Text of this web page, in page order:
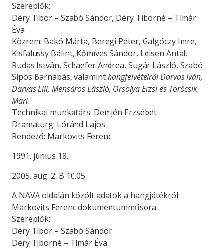
Szereplők:
Déry Tibor – Szabó Sándor, Déry Tiborné – Tímár
Éva
Közrem: Bakó Márta, Beregi Péter, Galgóczy Imre,
Kisfalussy Bálint, Kőmíves Sándor, Leisen Antal,
Rudas István, Schaefer Andrea, Sugár László, Szabó
Sipos Barnabás, valaminthangfelvételről Darvas Iván,
Darvas Lili, Mensáros László, Orsolya Erzsi és Törőcsik
Mari
Technikai munkatárs: Demjén Erzsébet
Dramaturg: Lóránd Lajos
Rendező: Markovits Ferenc
1991. június 18.
2005. aug. 2. B 10.05
A NAVA oldalán közölt adatok a hangjátékról:
Markovits Ferenc dokumentumműsora
Szereplők:
Déry Tibor – Szabó Sándor
Déry Tiborné – Tímár Éva